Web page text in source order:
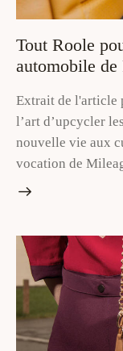
Tout Roole
automobile de
Extrait de l'article
l’art d’upcycler
nouvelle vie aux
vocation de